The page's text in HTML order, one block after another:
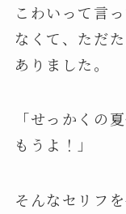
こわいって言
なくて、ただ
ありました。
「せっかくの
もうよ！」
そんなセリフ